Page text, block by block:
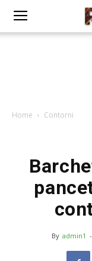
Home Contorni
By admin1 -